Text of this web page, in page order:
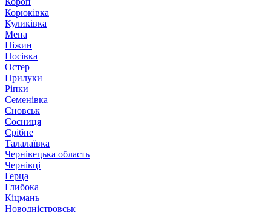
Корюківка
Куликівка
Мена
Ніжин
Носівка
Остер
Прилуки
Ріпки
Семенівка
Сновськ
Сосниця
Срібне
Талалаївка
Чернівецька область
Чернівці
Герца
Глибока
Кіцмань
Новодністровськ